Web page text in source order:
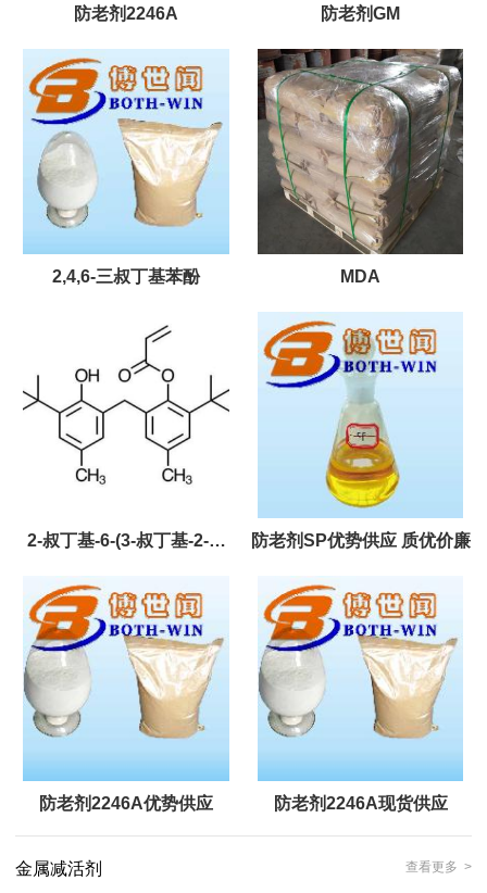
防老剂2246A 防老剂GM
2,4,6-三叔丁基苯酚 MDA
2-叔丁基-6-(3-叔丁基-2-羟
基-5-甲基苯基)甲基-4-甲基苯
基丙烯酸酯
防老剂SP优势供应 质优价廉
防老剂2246A优势供应 防老剂2246A现货供应
金属减活剂 查看更多 >